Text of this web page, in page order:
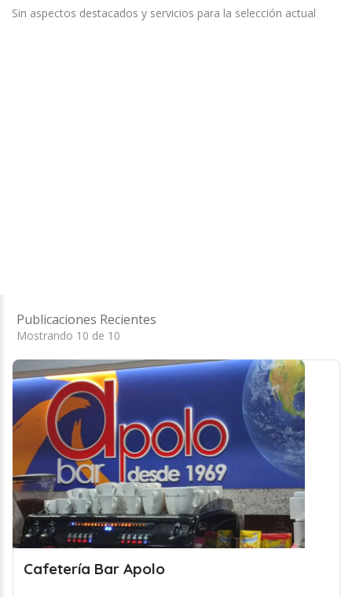
Sin aspectos destacados y servicios para la selección actual
Publicaciones Recientes
Mostrando 10 de 10
Cafetería Bar Apolo